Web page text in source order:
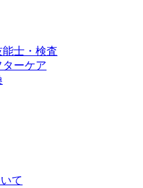
士・検査
ーケア
て